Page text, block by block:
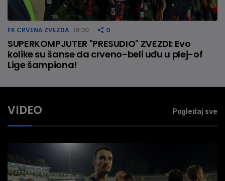
FK CRVENA ZVEZDA 18:20 0
SUPERKOMPJUTER "PRESUDIO" ZVEZDI: Evo
kolike su šanse da crveno-beli uđu u plej-of
Lige šampiona!
VIDEO Pogledaj sve